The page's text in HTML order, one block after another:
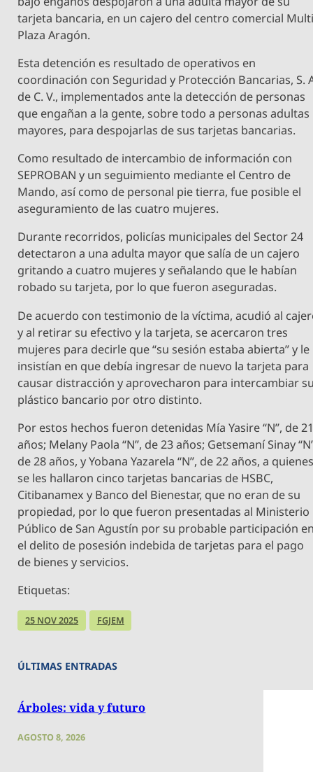
tarjeta bancaria, en un cajero del centro comercial
Plaza Aragón.
Esta detención es resultado de operativos en
coordinación con Seguridad y Protección Bancarias, S.
de C. V., implementados ante la detección de personas
que engañan a la gente, sobre todo a personas adultas
mayores, para despojarlas de sus tarjetas bancarias.
Como resultado de intercambio de información con
SEPROBAN y un seguimiento mediante el Centro de
Mando, así como de personal pie tierra, fue posible el
aseguramiento de las cuatro mujeres.
Durante recorridos, policías municipales del Sector 24
detectaron a una adulta mayor que salía de un cajero
gritando a cuatro mujeres y señalando que le habían
robado su tarjeta, por lo que fueron aseguradas.
De acuerdo con testimonio de la víctima, acudió al
y al retirar su efectivo y la tarjeta, se acercaron tres
mujeres para decirle que “su sesión estaba abierta” y le
insistían en que debía ingresar de nuevo la tarjeta para
causar distracción y aprovecharon para intercambiar
plástico bancario por otro distinto.
Por estos hechos fueron detenidas Mía Yasire “N”, de
años; Melany Paola “N”, de 23 años; Getsemaní Sinay
de 28 años, y Yobana Yazarela “N”, de 22 años, a
se les hallaron cinco tarjetas bancarias de HSBC,
Citibanamex y Banco del Bienestar, que no eran de su
propiedad, por lo que fueron presentadas al Ministerio
Público de San Agustín por su probable participación
el delito de posesión indebida de tarjetas para el pago
de bienes y servicios.
Etiquetas:
25 NOV 2025 FGJEM
ÚLTIMAS ENTRADAS
Árboles: vida y futuro
AGOSTO 8, 2026